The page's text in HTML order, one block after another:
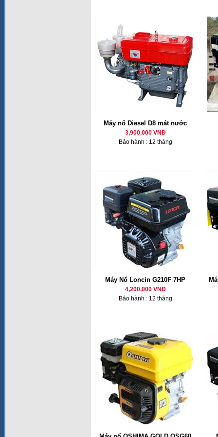
Máy nổ Diesel D8 mát nước
3,900,000 VNĐ
Bảo hành : 12 tháng
Máy Nổ Loncin G210F 7HP
4,200,000 VNĐ
Bảo hành : 12 tháng